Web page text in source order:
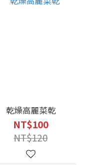
乾燥高麗菜乾
NT$100
NT$120